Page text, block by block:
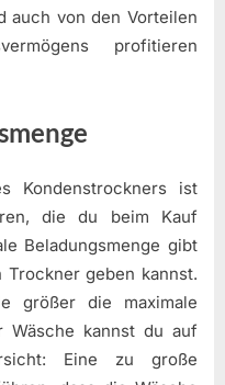
auch von den Vorteilen
profitieren
Kondenstrockners ist
die du beim Kauf
Beladungsmenge gibt
geben kannst.
größer die maximale
Wäsche kannst du auf
Eine zu große